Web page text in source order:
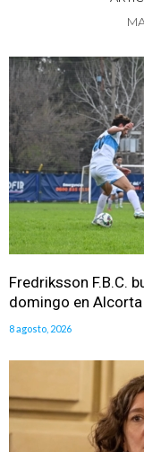
Fredriksson F.B.C.
domingo en Alcorta
8 agosto, 2026